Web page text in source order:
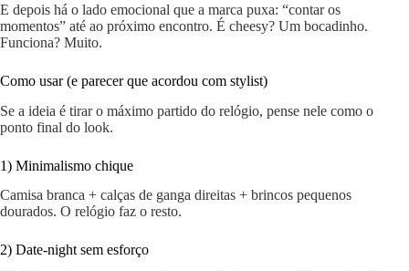
E depois há o lado emocional que a marca puxa: “contar os
momentos” até ao próximo encontro. É cheesy? Um bocadinho.
Funciona? Muito.
Como usar (e parecer que acordou com stylist)
Se a ideia é tirar o máximo partido do relógio, pense nele como o
ponto final do look.
1) Minimalismo chique
Camisa branca + calças de ganga direitas + brincos pequenos
dourados. O relógio faz o resto.
2) Date-night sem esforço